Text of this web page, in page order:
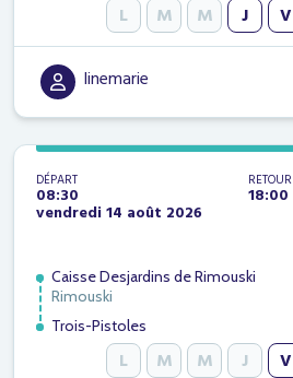
L M M J V
linemarie
DÉPART
08:30
vendredi 14 août 2026
RETOUR
18:00
Caisse Desjardins de Rimouski
Rimouski
Trois-Pistoles
L M M J V